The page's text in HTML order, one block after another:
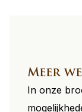
Meer
In onze